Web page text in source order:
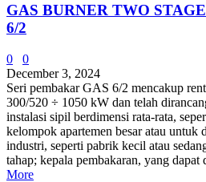
GAS BURNER TWO
6/2
0
0
December 3, 2024
Seri pembakar GAS 6/2 mencakup
300/520 ÷ 1050 kW dan telah
instalasi sipil berdimensi rata-rata,
kelompok apartemen besar atau untuk
industri, seperti pabrik kecil atau
tahap; kepala pembakaran, yang dapat
More